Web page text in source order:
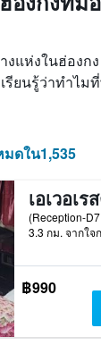
แห่งในฮ่องก
รียนรู้ว่าทำไ
ดใน1,535
3.3 กม. จากใจ
฿990